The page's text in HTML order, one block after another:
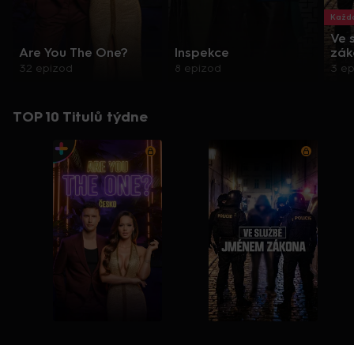
Are You The One?
32 epizod
Inspekce
8 epizod
Ve
3
TOP 10 Titulů týdne